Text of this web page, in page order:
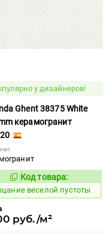
у дизайнеров!
Ghent 38375 White
керамогранит
969949
Код товара:
веселой пустоты
руб./м²